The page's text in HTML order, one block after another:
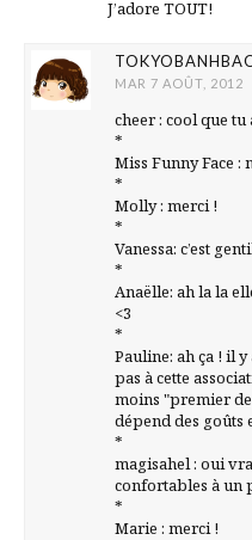
J’adore TOUT!
MAR 7 AOÛT, 2012
cheer : cool que tu
*
Miss Funny Face :
*
Molly : merci !
*
Vanessa: c’est
*
Anaëlle: ah la la
<3
*
Pauline: ah ça ! il
pas à cette
moins "premier
dépend des goûts
*
magisahel : oui
confortables à un
*
Marie : merci !